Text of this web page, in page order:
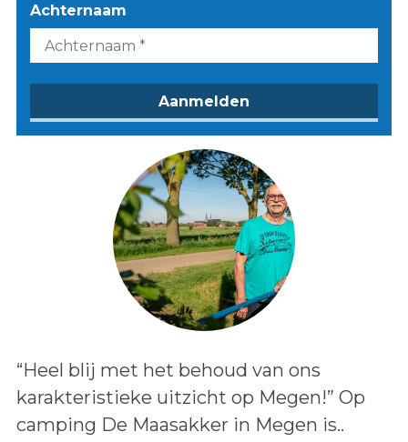
Achternaam
Lees het bericht:
“Heel blij met het behoud van ons
karakteristieke uitzicht op Megen!” Op
camping De Maasakker in Megen is..